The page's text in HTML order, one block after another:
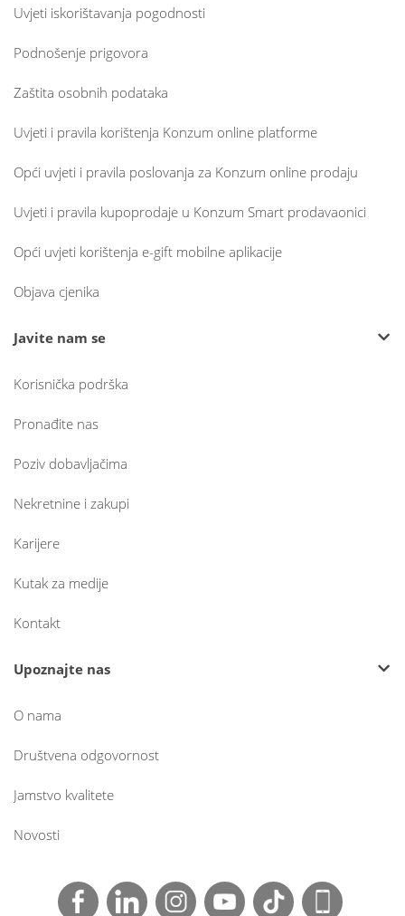
Uvjeti iskorištavanja pogodnosti
Podnošenje prigovora
Zaštita osobnih podataka
Uvjeti i pravila korištenja Konzum online platforme
Opći uvjeti i pravila poslovanja za Konzum online prodaju
Uvjeti i pravila kupoprodaje u Konzum Smart prodavaonici
Opći uvjeti korištenja e-gift mobilne aplikacije
Objava cjenika
Javite nam se
Korisnička podrška
Pronađite nas
Poziv dobavljačima
Nekretnine i zakupi
Karijere
Kutak za medije
Kontakt
Upoznajte nas
O nama
Društvena odgovornost
Jamstvo kvalitete
Novosti